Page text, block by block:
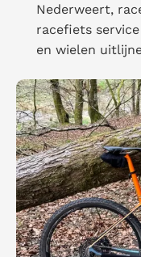
Nederweert,
racefiets
en wielen